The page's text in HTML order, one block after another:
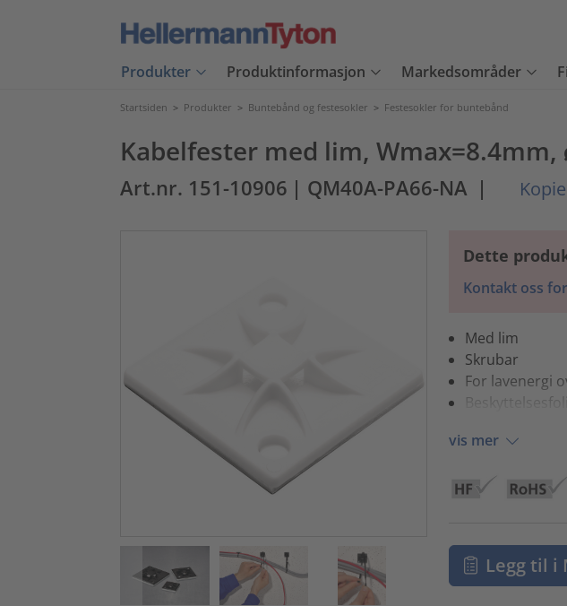
Produkter Produktinformasjon Markedsområder
Startsiden > Produkter > Buntebånd og festesokler > Festesokler for buntebånd
Kabelfester med lim,
Art.nr. 151-10906 | QM40A-PA66-NA |
Dette
Kontakt oss
Med lim
Skrubar
For lavenergi
vis mer
Legg til